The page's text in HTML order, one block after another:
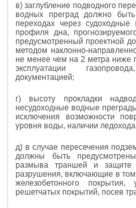
в) заглубление подводного
водных преград должно
переходах через
профиля дна,
предусмотренный проектной
методом наклонно-
не менее чем на 2 метра ниже
эксплуатации
документацией;
г) высоту прокладки
несудоходные водные
исключения возможности
уровня воды, наличии ледохода
д) в случае пересечения
должны быть
размыва траншей и защите
разрушения, включающие в том
железобетонного покрытия,
решетчатых покрытий, посев